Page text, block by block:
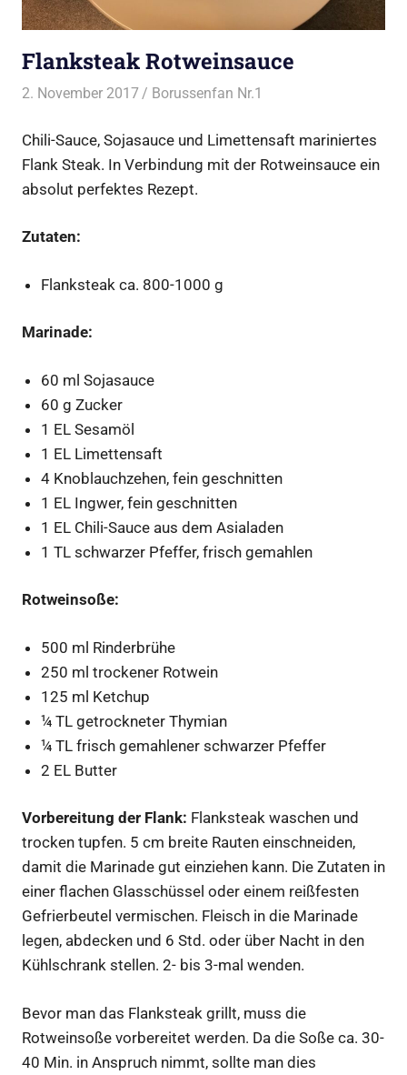
Flanksteak Rotweinsauce
2. November 2017 Borussenfan Nr.1
Chili-Sauce, Sojasauce und Limettensaft mariniertes
Flank Steak. In Verbindung mit der Rotweinsauce ein
absolut perfektes Rezept.
Zutaten:
Flanksteak ca. 800-1000 g
Marinade:
60 ml Sojasauce
60 g Zucker
1 EL Sesamöl
1 EL Limettensaft
4 Knoblauchzehen, fein geschnitten
1 EL Ingwer, fein geschnitten
1 EL Chili-Sauce aus dem Asialaden
1 TL schwarzer Pfeffer, frisch gemahlen
Rotweinsoße:
500 ml Rinderbrühe
250 ml trockener Rotwein
125 ml Ketchup
¼ TL getrockneter Thymian
¼ TL frisch gemahlener schwarzer Pfeffer
2 EL Butter
Vorbereitung der Flank: Flanksteak waschen und
trocken tupfen. 5 cm breite Rauten einschneiden,
damit die Marinade gut einziehen kann. Die Zutaten in
einer flachen Glasschüssel oder einem reißfesten
Gefrierbeutel vermischen. Fleisch in die Marinade
legen, abdecken und 6 Std. oder über Nacht in den
Kühlschrank stellen. 2- bis 3-mal wenden.
Bevor man das Flanksteak grillt, muss die
Rotweinsoße vorbereitet werden. Da die Soße ca. 30-
40 Min. in Anspruch nimmt, sollte man dies